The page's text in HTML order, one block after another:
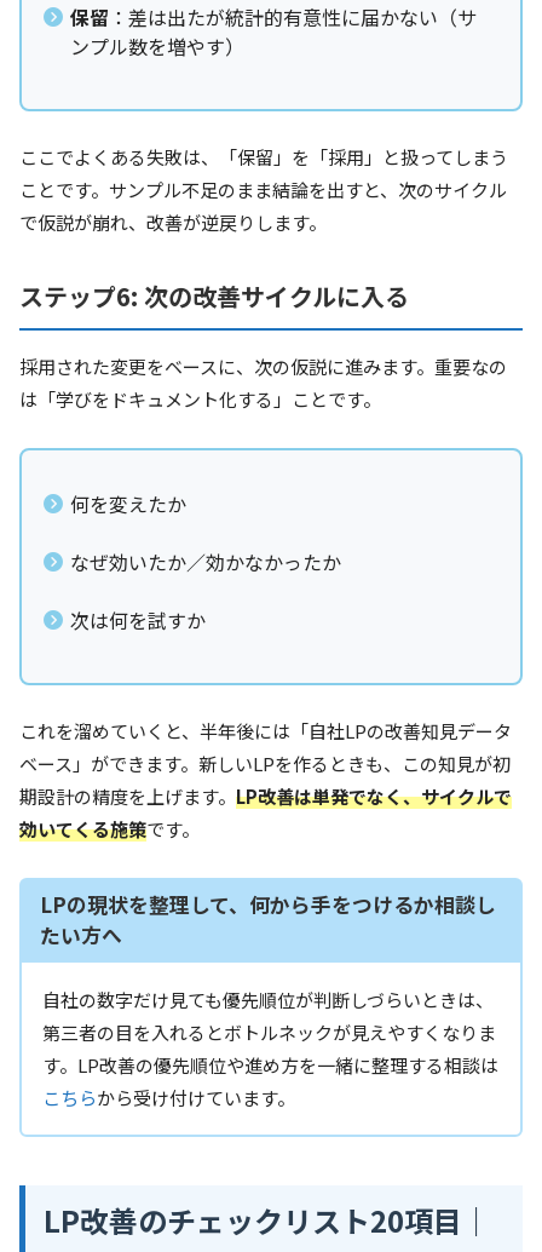
保留 ：差は出たが統計的有意性に届かない（サ
ンプル数を増やす）
ここでよくある失敗は、「保留」を「採用」と扱ってしまう
ことです。サンプル不足のまま結論を出すと、次のサイクル
で仮説が崩れ、改善が逆戻りします。
ステップ6: 次の改善サイクルに入る
採用された変更をベースに、次の仮説に進みます。重要なの
は「学びをドキュメント化する」ことです。
何を変えたか
なぜ効いたか／効かなかったか
次は何を試すか
これを溜めていくと、半年後には「自社LPの改善知見データ
ベース」ができます。新しいLPを作るときも、この知見が初
期設計の精度を上げます。 LP改善は単発でなく、サイクルで
効いてくる施策です。
LPの現状を整理して、何から手をつけるか相談し
たい方へ
自社の数字だけ見ても優先順位が判断しづらいときは、
第三者の目を入れるとボトルネックが見えやすくなりま
す。LP改善の優先順位や進め方を一緒に整理する相談は
こちらから受け付けています。
LP改善のチェックリスト20項目｜